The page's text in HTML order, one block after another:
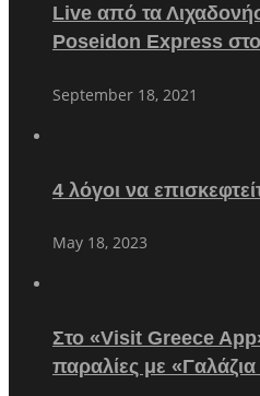
Live από τα
Poseidon Express στο
September 18, 2021
4 λόγοι να
May 18, 2023
Στο «Visit Greece
παραλίες με